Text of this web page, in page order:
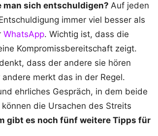
man sich entschuldigen? Auf jeden
immer viel besser als
WhatsApp. Wichtig ist, dass die
Kompromissbereitschaft zeigt.
dass der andere sie hören
merkt das in der Regel.
ehrliches Gespräch, in dem beide
die Ursachen des Streits
gibt es noch fünf weitere Tipps für